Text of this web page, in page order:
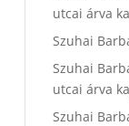
utcai árva
Szuhai
Szuhai
utcai árva
Szuhai